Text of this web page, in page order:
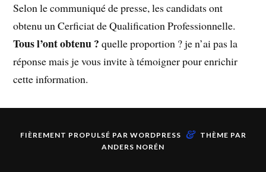
Selon le communiqué de presse, les candidats ont
obtenu un Cerficiat de Qualification Professionnelle.
Tous l’ont obtenu ? quelle proportion ? je n’ai pas la
réponse mais je vous invite à témoigner pour enrichir
cette information.
FIÈREMENT PROPULSÉ PAR WORDPRESS &
THÈME PAR
ANDERS NORÉN